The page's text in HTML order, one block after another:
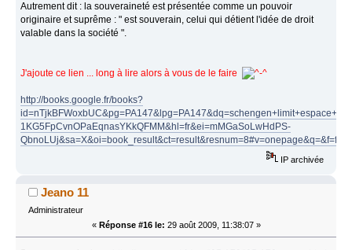
Autrement dit : la souveraineté est présentée comme un pouvoir
originaire et suprême : " est souverain, celui qui détient l'idée de droit
valable dans la société ".
J'ajoute ce lien ... long à lire alors à vous de le faire
http://books.google.fr/books?
1KG5FpCvnOPaEqnasYKkQFMM&hl=fr&ei=mMGaSoLwHdPS-
IP archivée
Jeano 11
Administrateur
« Réponse #16 le: 29 août 2009, 11:38:07 »